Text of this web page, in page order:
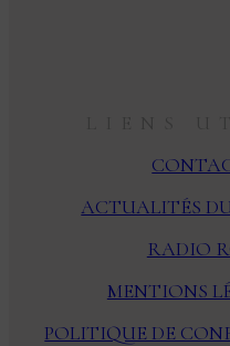
ACTUALITÉS
RADIO
MENTIONS
POLITIQUE DE